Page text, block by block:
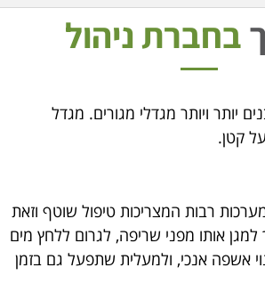
בחברת ניהול
יותר ויותר מגדלי מגורים. מגדל
קטן.
רבות המצריכות טיפול שוטף וזאת
אותו מפני שריפה, לגרום ללחץ מים
אשפה אנכי, ולמעלית שתפעל גם בזמן